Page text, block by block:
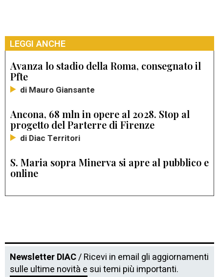
LEGGI ANCHE
Avanza lo stadio della Roma, consegnato il
Pfte
di Mauro Giansante
Ancona, 68 mln in opere al 2028. Stop al
progetto del Parterre di Firenze
di Diac Territori
S. Maria sopra Minerva si apre al pubblico e
online
Newsletter DIAC/ Ricevi in email gli aggiornamenti
sulle ultime novità e sui temi più importanti.